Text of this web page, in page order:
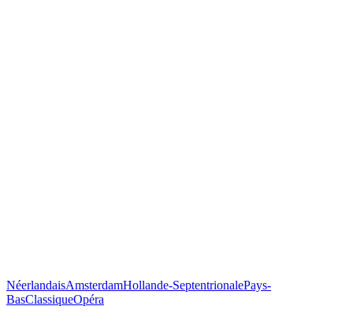
NéerlandaisAmsterdamHollande-SeptentrionalePays-
BasClassiqueOpéra